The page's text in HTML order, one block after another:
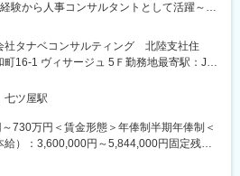
験から人事コンサルタントとして活躍～
ティングは、全国主要都市10地域に拠点
営課題を解決しています。
ング業務の拡大に伴い、新たな人材を募集
充実した研修制度を通じて成長いただける
社タナベコンサルティング 北陸支社住
町16-1 ヴィサージュ 5Ｆ勤務地最寄駅：JR
策：敷地内全面禁煙
七ツ屋駅
730万円＜賃金形態＞年俸制半期年俸制＜
給）：3,600,000円～5,844,000円固定残業